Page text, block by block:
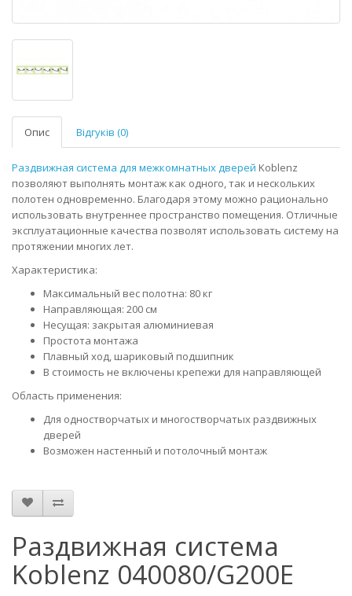
Опис Відгуків (0)
Раздвижная система для межкомнатных дверей Koblenz
позволяют выполнять монтаж как одного, так и нескольких
полотен одновременно. Благодаря этому можно рационально
использовать внутреннее пространство помещения. Отличные
эксплуатационные качества позволят использовать систему на
протяжении многих лет.
Характеристика:
Максимальный вес полотна: 80 кг
Направляющая: 200 см
Несущая: закрытая алюминиевая
Простота монтажа
Плавный ход, шариковый подшипник
В стоимость не включены крепежи для направляющей
Область применения:
Для одностворчатых и многостворчатых раздвижных
дверей
Возможен настенный и потолочный монтаж
Раздвижная система
Koblenz 040080/G200E